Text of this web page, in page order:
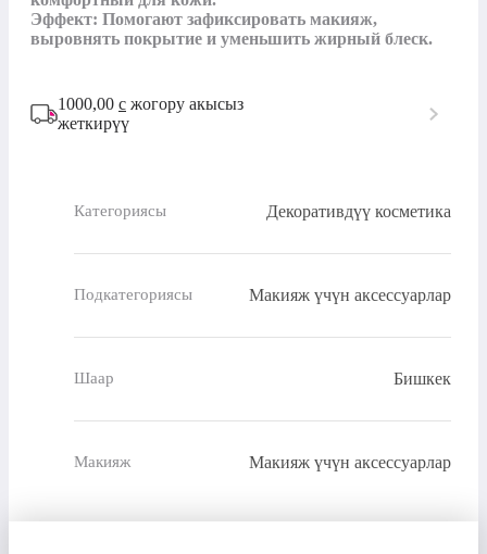
Эффект: Помогают зафиксировать макияж,
выровнять покрытие и уменьшить жирный блеск.
1000,00 с жогору акысыз
жеткирүү
Категориясы Декоративдүү косметика
Подкатегориясы Макияж үчүн аксессуарлар
Шаар Бишкек
Макияж Макияж үчүн аксессуарлар